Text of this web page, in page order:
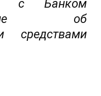
с Банком
об
средствами